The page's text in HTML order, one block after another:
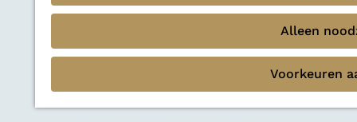
Alleen
Voorkeuren
Mediakit 2026